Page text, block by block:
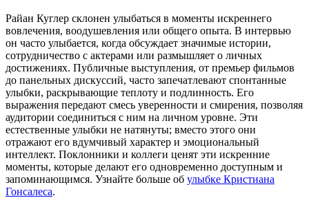
Райан Куглер склонен улыбаться в моменты искреннего
вовлечения, воодушевления или общего опыта. В интервью
он часто улыбается, когда обсуждает значимые истории,
сотрудничество с актерами или размышляет о личных
достижениях. Публичные выступления, от премьер фильмов
до панельных дискуссий, часто запечатлевают спонтанные
улыбки, раскрывающие теплоту и подлинность. Его
выражения передают смесь уверенности и смирения, позволяя
аудитории соединиться с ним на личном уровне. Эти
естественные улыбки не натянуты; вместо этого они
отражают его вдумчивый характер и эмоциональный
интеллект. Поклонники и коллеги ценят эти искренние
моменты, которые делают его одновременно доступным и
запоминающимся. Узнайте больше об улыбке Кристиана
Гонсалеса.